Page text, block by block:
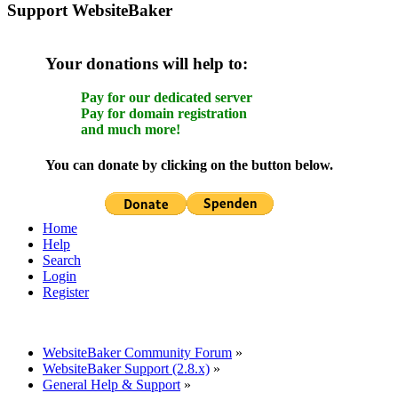
Support WebsiteBaker
Your donations will help to:
Pay for our dedicated server
Pay for domain registration
and much more!
You can donate by clicking on the button below.
Home
Help
Search
Login
Register
WebsiteBaker Community Forum »
WebsiteBaker Support (2.8.x) »
General Help & Support »